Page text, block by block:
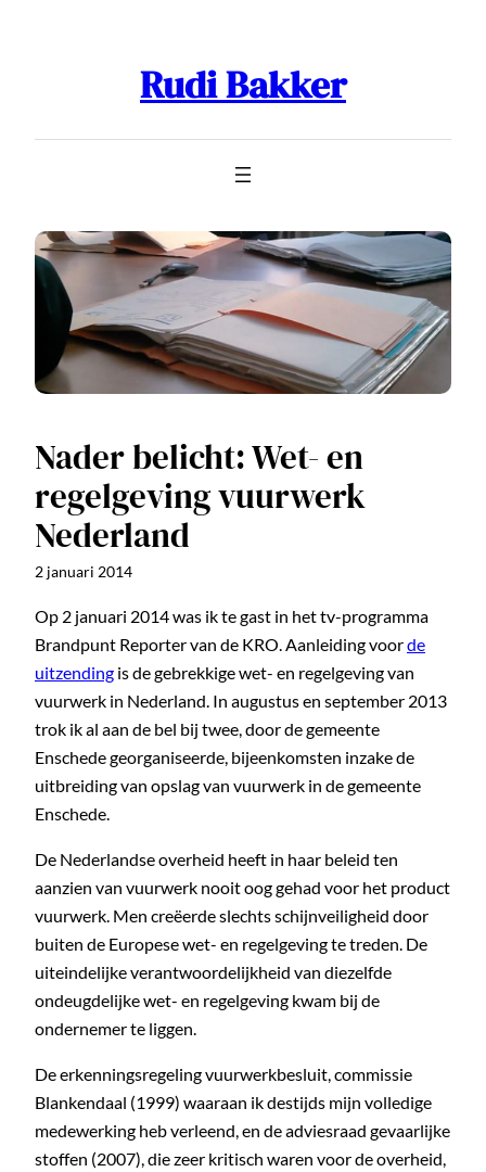
Rudi Bakker
Nader belicht: Wet- en
regelgeving vuurwerk
Nederland
2 januari 2014
Op 2 januari 2014 was ik te gast in het tv-programma
Brandpunt Reporter van de KRO. Aanleiding voorde
uitzending is de gebrekkige wet- en regelgeving van
vuurwerk in Nederland. In augustus en september 2013
trok ik al aan de bel bij twee, door de gemeente
Enschede georganiseerde, bijeenkomsten inzake de
uitbreiding van opslag van vuurwerk in de gemeente
Enschede.
De Nederlandse overheid heeft in haar beleid ten
aanzien van vuurwerk nooit oog gehad voor het product
vuurwerk. Men creëerde slechts schijnveiligheid door
buiten de Europese wet- en regelgeving te treden. De
uiteindelijke verantwoordelijkheid van diezelfde
ondeugdelijke wet- en regelgeving kwam bij de
ondernemer te liggen.
De erkenningsregeling vuurwerkbesluit, commissie
Blankendaal (1999) waaraan ik destijds mijn volledige
medewerking heb verleend, en de adviesraad gevaarlijke
stoffen (2007), die zeer kritisch waren voor de overheid,